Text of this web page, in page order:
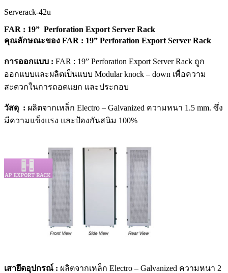
Serverack-42u
FAR : 19” Perforation Export Server Rack
คุณลักษณะของ FAR : 19” Perforation Export Server Rack
การออกแบบ : FAR : 19” Perforation Export Server Rack ถูก
ออกแบบและผลิตเป็นแบบ Modular knock – down เพื่อความ
สะดวกในการถอดแยก และประกอบ
วัสดุ : ผลิตจากเหล็ก Electro – Galvanized ความหนา 1.5 mm. ซึ่ง
มีความแข็งแรง และป้องกันสนิม 100%
เสายึดอุปกรณ์ : ผลิตจากเหล็ก Electro – Galvanized ความหนา 2